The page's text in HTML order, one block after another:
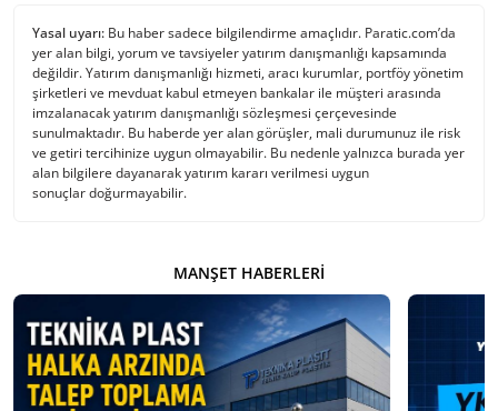
Yasal uyarı: Bu haber sadece bilgilendirme amaçlıdır. Paratic.com’da
yer alan bilgi, yorum ve tavsiyeler yatırım danışmanlığı kapsamında
değildir. Yatırım danışmanlığı hizmeti, aracı kurumlar, portföy yönetim
şirketleri ve mevduat kabul etmeyen bankalar ile müşteri arasında
imzalanacak yatırım danışmanlığı sözleşmesi çerçevesinde
sunulmaktadır. Bu haberde yer alan görüşler, mali durumunuz ile risk
ve getiri tercihinize uygun olmayabilir. Bu nedenle yalnızca burada yer
alan bilgilere dayanarak yatırım kararı verilmesi uygun
sonuçlar doğurmayabilir.
MANŞET HABERLERI